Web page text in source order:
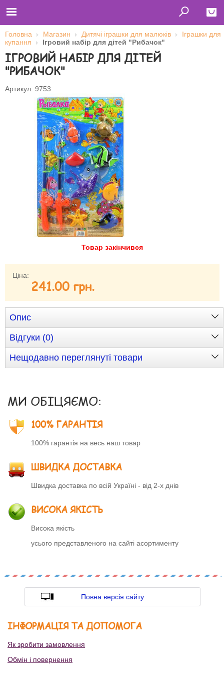
Главная
Футболки
Свитшоты
Оплата и доставка
Сотрудничество
Ім'я користувача
Запам'ятати мене
Забули своє Ім’я Користувача?
Головна Магазин Дитячі іграшки для малюків
Іграшки для
купання
Ігровий набір для дітей "Рибачок"
ІГРОВИЙ НАБІР ДЛЯ ДІТЕЙ
"РИБАЧОК"
Артикул: 9753
Товар закінчився
Ціна:
241.00 грн.
Опис
Відгуки (0)
Нещодавно переглянуті товари
МИ ОБІЦЯЄМО:
100% ГАРАНТІЯ
100% гарантія на весь наш товар
ШВИДКА ДОСТАВКА
Швидка доставка по всій Україні - від 2-х днів
ВИСОКА ЯКІСТЬ
Висока якість
усього представленого на сайті асортименту
Повна версія сайту
ІНФОРМАЦІЯ ТА ДОПОМОГА
Як зробити замовлення
Обмін і повернення